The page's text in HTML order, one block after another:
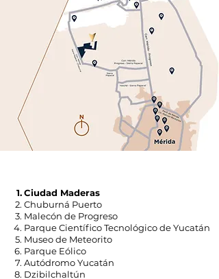
1.
2.
3.
4.
5.
6.
7.
8.
Ciudad Maderas
Chuburná Puerto
Malecón de Progreso
Parque Científico Tecnológico de Yucatán
Museo de Meteorito
Parque Eólico
Autódromo Yucatán
Dzibilchaltún